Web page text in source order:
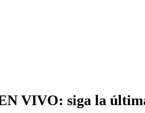
VIVO: siga la